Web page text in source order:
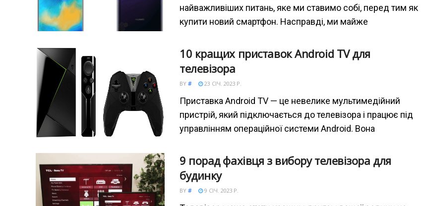
найважливіших питань, яке ми ставимо собі, перед тим як
купити новий смартфон. Насправді, ми майже
10 кращих приставок Android TV для
телевізора
BY # 23 СІЧ. 2023 Р.
Приставка Android TV — це невелике мультимедійний
пристрій, який підключається до телевізора і працює під
управлінням операційної системи Android. Вона
9 порад фахівця з вибору телевізора для
будинку
BY # 9 СІЧ. 2023 Р.